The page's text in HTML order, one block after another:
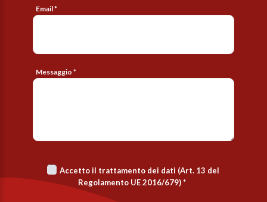
Email *
Messaggio *
Accetto il trattamento dei dati (Art. 13 del
Regolamento UE 2016/679)*